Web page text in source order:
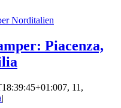
Piacenza,
7, 11,
|